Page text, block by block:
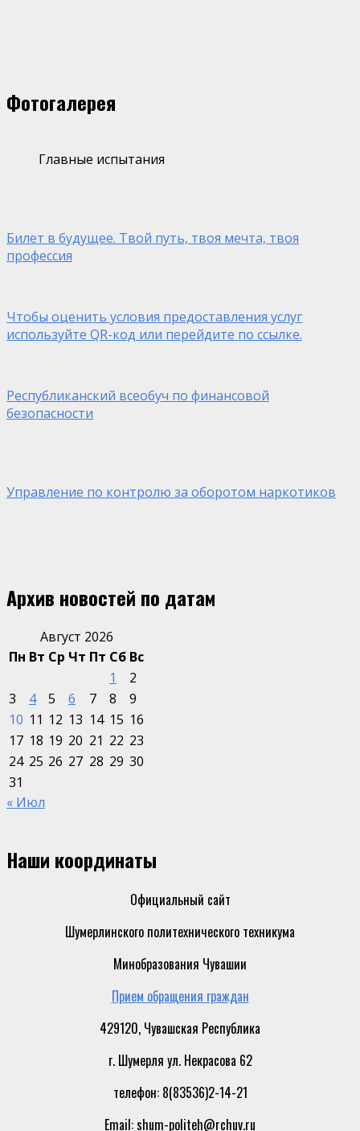
Фотогалерея
Главные испытания
Билет в будущее. Твой путь, твоя мечта, твоя
профессия
Чтобы оценить условия предоставления услуг
используйте QR-код или перейдите по ссылке.
Республиканский всеобуч по финансовой
безопасности
Управление по контролю за оборотом наркотиков
Архив новостей по датам
Август 2026
Пн Вт Ср Чт Пт Сб Вс
1
2
3
4 5 6 7 8
9
10 11 12 13 14 15 16
17 18 19 20 21 22 23
24 25 26 27 28 29 30
31
« Июл
Наши координаты
Официальный сайт
Шумерлинского политехнического техникума
Минобразования Чувашии
Прием обращения граждан
429120, Чувашская Республика
г. Шумерля ул. Некрасова 62
телефон: 8(83536)2-14-21
Email: shum-politeh@rchuv.ru